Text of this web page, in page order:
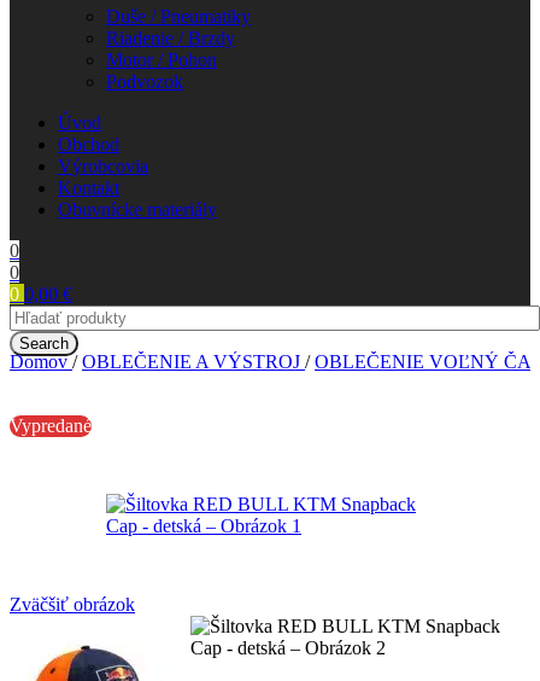
Duše / Pneumatiky
Riadenie / Brzdy
Motor / Pohon
Podvozok
Úvod
Obchod
Výrobcovia
Kontakt
Obuvnícke materiály
0
0
0 0,00 €
Search
Domov/ OBLEČENIE A VÝSTROJ / OBLEČENIE VOĽNÝ
Vypredané
Zväčšiť obrázok